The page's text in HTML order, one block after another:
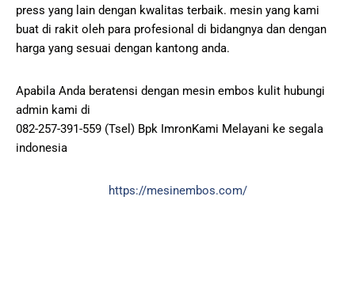
press yang lain dengan kwalitas terbaik. mesin yang kami
buat di rakit oleh para profesional di bidangnya dan dengan
harga yang sesuai dengan kantong anda.
Apabila Anda beratensi dengan mesin embos kulit hubungi
admin kami di
082-257-391-559 (Tsel) Bpk ImronKami Melayani ke segala
indonesia
https://mesinembos.com/